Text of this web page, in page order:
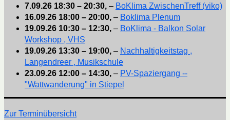
7.09.26 18:30 – 20:30, – BoKlima ZwischenTreff (viko)
16.09.26 18:00 – 20:00, – Boklima Plenum
19.09.26 10:30 – 12:30, – BoKlima - Balkon Solar
Workshop , VHS
19.09.26 13:30 – 19:00, – Nachhaltigkeitstag ,
Langendreer , Musikschule
23.09.26 12:00 – 14:30, – PV-Spaziergang --
"Wattwanderung" in Stiepel
Zur Terminübersicht